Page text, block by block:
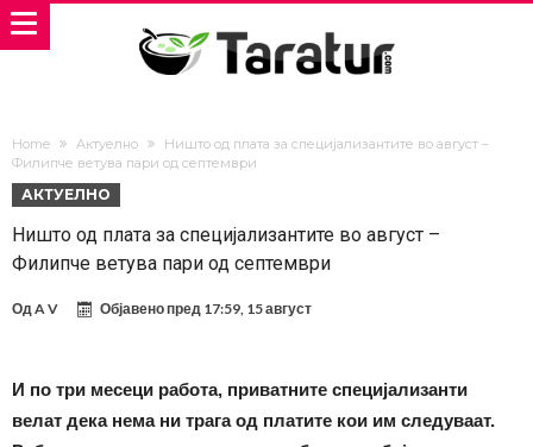
Home Актуелно
Ништо од плата за специјализантите во август –
Филипче ветува пари од септември
АКТУЕЛНО
Ништо од плата за специјализантите во август –
Филипче ветува пари од септември
ОдA V Објавено пред 17:59, 15 август
И по три месеци работа, приватните специјализанти
велат дека нема ни трага од платите кои им следуваат.